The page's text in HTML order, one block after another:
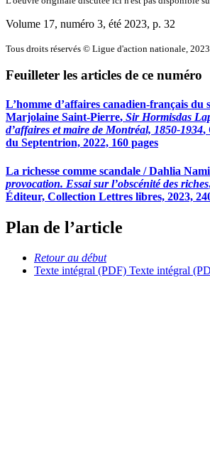
Volume 17, numéro 3, été 2023, p. 32
Tous droits réservés © Ligue d'action nationale, 2023
Feuilleter les articles de ce numéro
L’homme d’affaires canadien‑français du
Marjolaine Saint-Pierre, Sir Hormisdas
d’affaires et maire de Montréal, 1850‑1934,
du Septentrion, 2022, 160 pages
La richesse comme scandale /Dahlia
provocation. Essai sur l’obscénité des riches
Éditeur, Collection Lettres libres, 2023,
Plan de l’article
Retour au début
Texte intégral (PDF) Texte intégral